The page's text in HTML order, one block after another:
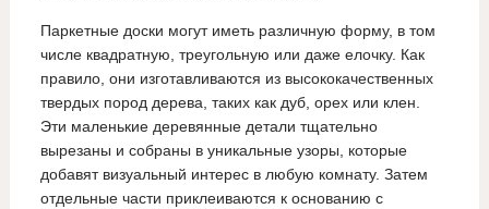
Паркетные доски могут иметь различную форму, в том
числе квадратную, треугольную или даже елочку. Как
правило, они изготавливаются из высококачественных
твердых пород дерева, таких как дуб, орех или клен.
Эти маленькие деревянные детали тщательно
вырезаны и собраны в уникальные узоры, которые
добавят визуальный интерес в любую комнату. Затем
отдельные части приклеиваются к основанию с